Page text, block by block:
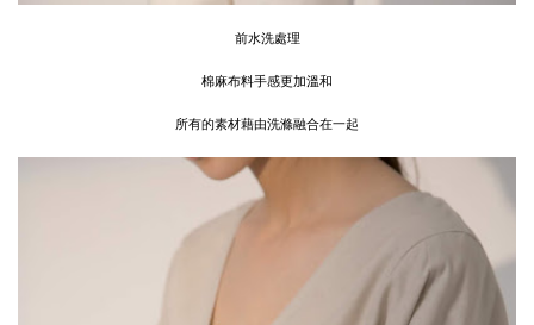
前水洗處理
棉麻布料手感更加溫和
所有的素材藉由洗滌融合在一起